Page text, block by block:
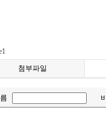
첨부파일